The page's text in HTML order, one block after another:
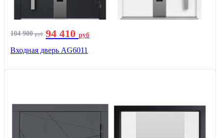
104 900руб 94 410 руб
Входная дверь AG6011